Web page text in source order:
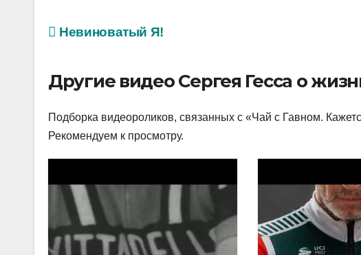
Невиноватый Я!
Другие видео Сергея Гесса о
Подборка видеороликов, связанных с «Чай с Гавном.
Рекомендуем к просмотру.